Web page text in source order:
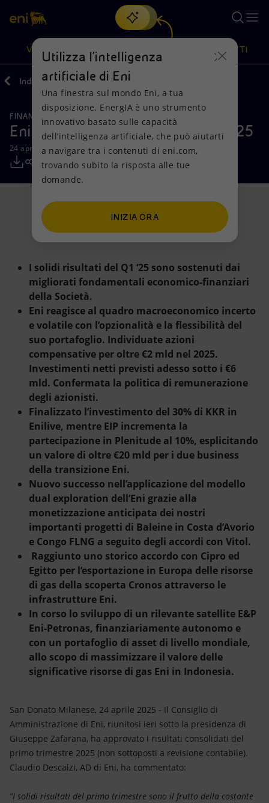
Cerca
scopri EnergIA, la nostra nuova soluzione di intelligenza
artificiale.
VISIONE
Visione
Mission e valori
Persone e Partnership
Net Zero
Modello satellitare
Energia accessibile
Innovazione
Scenari energetici
Azioni
Diversificazione energetica
Tecnologie per la transizione
Collaborazioni per l'innovazione
Attività nel mondo
PRODOTTI
Prodotti
Casa
Imprese
Mobilità
Indietro Media Comunicati Stampa
FINANZA, STRATEGIA E REPORT
Eni: risultati del primo trimestre 2025
24 aprile 2025 - 07:31 CEST
I solidi risultati del Q1 ‘25 sono sostenuti dai
migliorati fondamentali economico-finanziari
della Società.
Eni reagisce al quadro macroeconomico incerto
e volatile con l’opzionalità e la flessibilità del
suo portafoglio. Individuate azioni
compensative per oltre €2 mld nel 2025.
Investimenti netti previsti adesso sotto i €6
mld. Confermata la politica di remunerazione
degli azionisti.
Finalizzato l’investimento del 30% di KKR in
Enilive, mentre EIP incrementa la
partecipazione in Plenitude al 10%, esplicitando
un valore di oltre €20 mld per i due business
della transizione Eni.
Nuovo successo nell’applicazione del modello
dual exploration dell’Eni grazie alla
monetizzazione anticipata dei nostri
importanti progetti di Baleine in Costa d’Avorio
e Congo FLNG a seguito degli accordi con Vitol.
Raggiunto uno storico accordo con Cipro ed
Egitto per l’esportazione in Europa delle risorse
di gas della scoperta Cronos attraverso le
infrastrutture Eni.
In corso lo sviluppo di un rilevante satellite E&P
Eni-Petronas, finanziariamente autonomo e
con un portafoglio di asset di livello mondiale,
allo scopo di massimizzare il valore delle
significative risorse di gas Eni in Indonesia.
San Donato Milanese, 24 aprile 2025 - Il Consiglio di
Amministrazione di Eni, riunitosi ieri sotto la presidenza di
Giuseppe Zafarana, ha approvato i risultati consolidati del
primo trimestre 2025 (non sottoposti a revisione contabile).
Claudio Descalzi, AD di Eni, ha commentato:
“I solidi risultati del primo trimestre sono il frutto della costante
Utilizza l'intelligenza
artificiale di Eni
Una finestra sul mondo Eni, a tua
disposizione. EnergIA è uno strumento
innovativo basato sulle capacità
dell’intelligenza artificiale, che può aiutarti
a navigare tra i contenuti di eni.com,
trovando subito la risposta alle tue
domande.
INIZIA ORA